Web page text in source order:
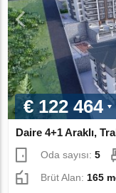
€ 122 464
Daire 4+1 Araklı,
Oda sayısı:5
Brüt Alan: 165